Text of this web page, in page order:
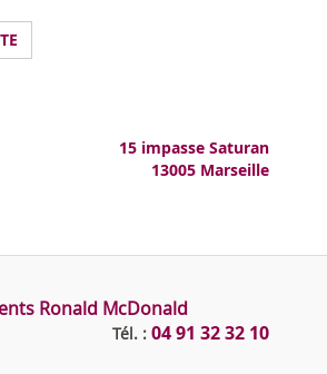
15 impasse Saturan
13005 Marseille
Ronald McDonald
Tél. : 04 91 32 32 10